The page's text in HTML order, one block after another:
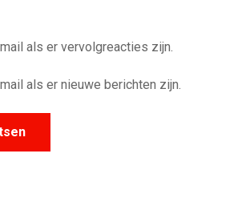
als er vervolgreacties zijn.
als er nieuwe berichten zijn.